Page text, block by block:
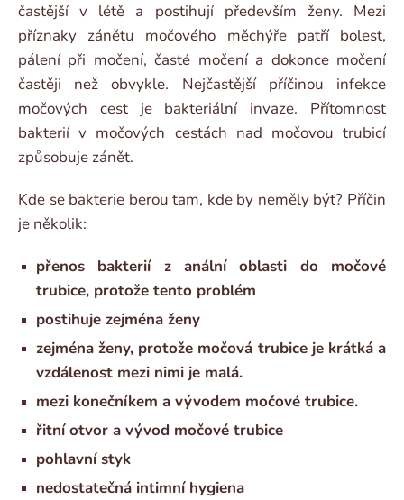
častější v létě a postihují především ženy. Mezi
příznaky zánětu močového měchýře patří bolest,
pálení při močení, časté močení a dokonce močení
častěji než obvykle. Nejčastější příčinou infekce
močových cest je bakteriální invaze. Přítomnost
bakterií v močových cestách nad močovou trubicí
způsobuje zánět.
Kde se bakterie berou tam, kde by neměly být? Příčin
je několik:
přenos bakterií z anální oblasti do močové
trubice, protože tento problém
postihuje zejména ženy
zejména ženy, protože močová trubice je krátká a
vzdálenost mezi nimi je malá.
mezi konečníkem a vývodem močové trubice.
řitní otvor a vývod močové trubice
pohlavní styk
nedostatečná intimní hygiena